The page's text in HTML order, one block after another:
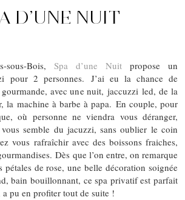
D’UNE NUIT
sous-Bois, Spa d’une Nuit propose un
pour 2 personnes. J’ai eu la chance de
avec une nuit, jaccuzzi led, de la
la machine à barbe à papa. En couple, pour
où personne ne viendra vous déranger,
semble du jacuzzi, sans oublier le coin
vous rafraîchir avec des boissons fraiches,
Dès que l’on entre, on remarque
pétales de rose, une belle décoration soignée
bain bouillonnant, ce spa privatif est parfait
pu en profiter tout de suite !